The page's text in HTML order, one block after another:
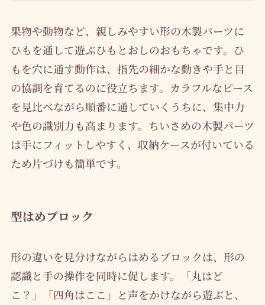
果物や動物など、親しみやすい形の木製パーツに
ひもを通して遊ぶひもとおしのおもちゃです。ひ
もを穴に通す動作は、指先の細かな動きや手と目
の協調を育てるのに役立ちます。カラフルなピース
を見比べながら順番に通していくうちに、集中力
や色の識別力も高まります。ちいさめの木製パーツ
は手にフィットしやすく、収納ケースが付いている
ため片づけも簡単です。
型はめブロック
形の違いを見分けながらはめるブロックは、形の
認識と手の操作を同時に促します。「丸はど
こ？」「四角はここ」と声をかけながら遊ぶと、